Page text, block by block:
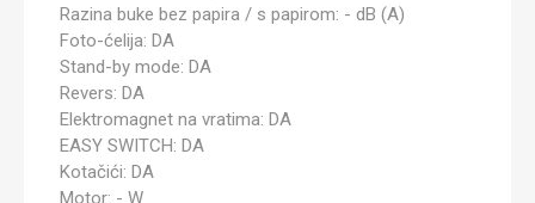
Razina buke bez papira / s papirom: - dB (A)
Foto-ćelija: DA
Stand-by mode: DA
Revers: DA
Elektromagnet na vratima: DA
EASY SWITCH: DA
Kotačići: DA
Motor: - W